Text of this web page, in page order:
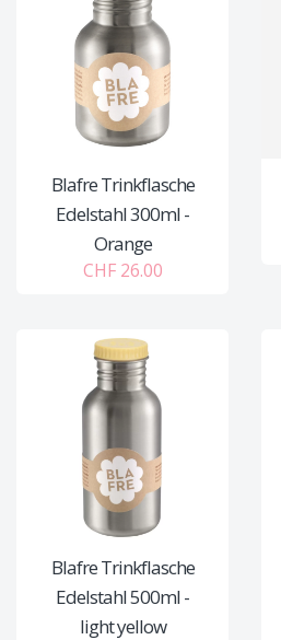
Blafre Trinkflasche
Edelstahl 300ml -
Orange
CHF 26.00
Blafre Trinkflasche
Edelstahl 500ml -
light yellow